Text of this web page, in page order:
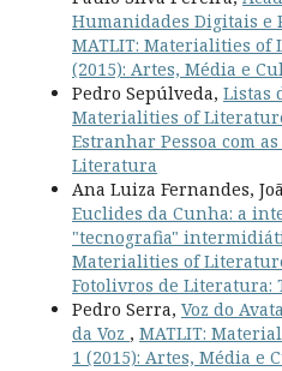
Humanidades Digitais e
MATLIT: Materialities of
(2015): Artes, Média e
Pedro Sepúlveda, Listas
Materialities of
Estranhar Pessoa com
Literatura
Ana Luiza Fernandes,
Euclides da Cunha: a
"tecnografia"
Materialities of
Fotolivros de Literatura:
Pedro Serra, Voz do
da Voz , MATLIT:
1 (2015): Artes, Média e